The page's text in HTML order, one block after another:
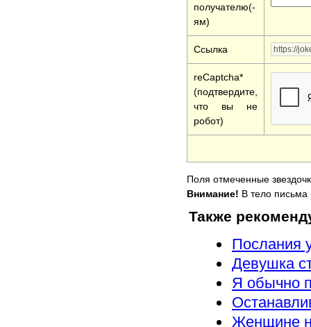
получателю(-
ям)
Ссылка
reCaptcha*
(подтвердите,
что вы не
робот)
Поля отмеченные
Внимание! В тело письма
Также
Послания
Девушка
Я обычно
Женщине